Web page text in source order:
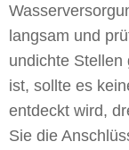
langsam und
undichte Stellen
ist, sollte es
entdeckt wird,
Sie die